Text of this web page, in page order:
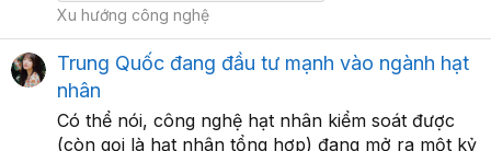
Xu hướng công nghệ
Trung Quốc đang đầu tư mạnh vào ngành hạt
nhân
Có thể nói, công nghệ hạt nhân kiểm soát được
(còn gọi là hạt nhân tổng hợp) đang mở ra một kỷ